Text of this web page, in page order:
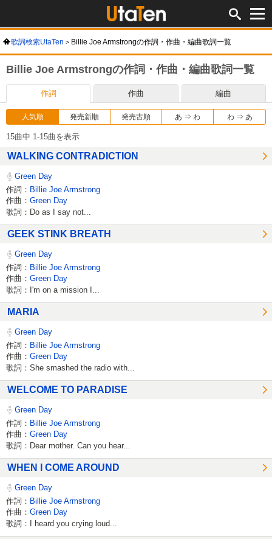
歌詞検索UtaTen Billie Joe Armstrongの作詞・作曲・編曲歌詞一覧
Billie Joe Armstrongの作詞・作曲・編曲歌詞一覧
作詞 作曲 編曲
人気順 発売新順 発売古順 あ ⇒ わ わ ⇒ あ
15曲中 1-15曲を表示
WALKING CONTRADICTION
Green Day
作詞： Billie Joe Armstrong
作曲： Green Day
歌詞：Do as I say not...
GEEK STINK BREATH
Green Day
作詞： Billie Joe Armstrong
作曲： Green Day
歌詞：I'm on a mission I...
MARIA
Green Day
作詞： Billie Joe Armstrong
作曲： Green Day
歌詞：She smashed the radio with...
WELCOME TO PARADISE
Green Day
作詞： Billie Joe Armstrong
作曲： Green Day
歌詞：Dear mother. Can you hear...
WHEN I COME AROUND
Green Day
作詞： Billie Joe Armstrong
作曲： Green Day
歌詞：I heard you crying loud...